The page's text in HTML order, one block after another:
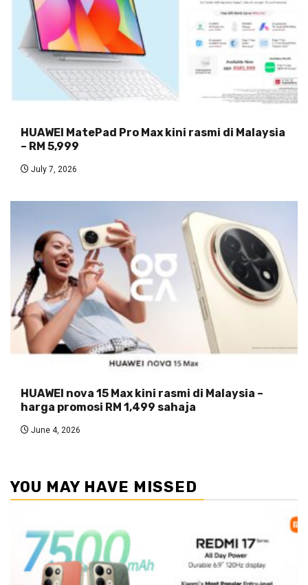
HUAWEI MatePad Pro Max kini rasmi di Malaysia
– RM 5,999
July 7, 2026
HUAWEI nova 15 Max kini rasmi di Malaysia –
harga promosi RM 1,499 sahaja
June 4, 2026
YOU MAY HAVE MISSED